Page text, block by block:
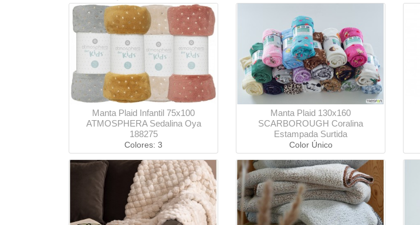
Manta Plaid Infantil 75x100
ATMOSPHERA Sedalina Oya
188275
Colores: 3
Manta Plaid 130x160
SCARBOROUGH Coralina
Estampada Surtida
Color Único